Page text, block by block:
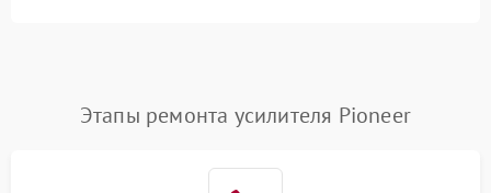
Этапы ремонта усилителя Pioneer